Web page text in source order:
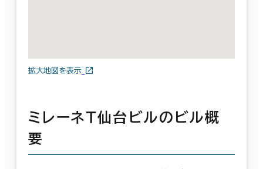
拡大地図を表示
ミレーネＴ仙台ビルのビル概
要